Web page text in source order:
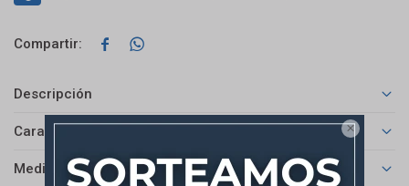

 
Descripción
Características
Medios de pago